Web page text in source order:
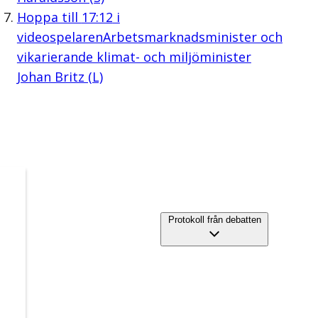
Hoppa till 17:12 i
videospelarenArbetsmarknadsminister och
vikarierande klimat- och miljöminister
Johan Britz (L)
Protokoll från debatten